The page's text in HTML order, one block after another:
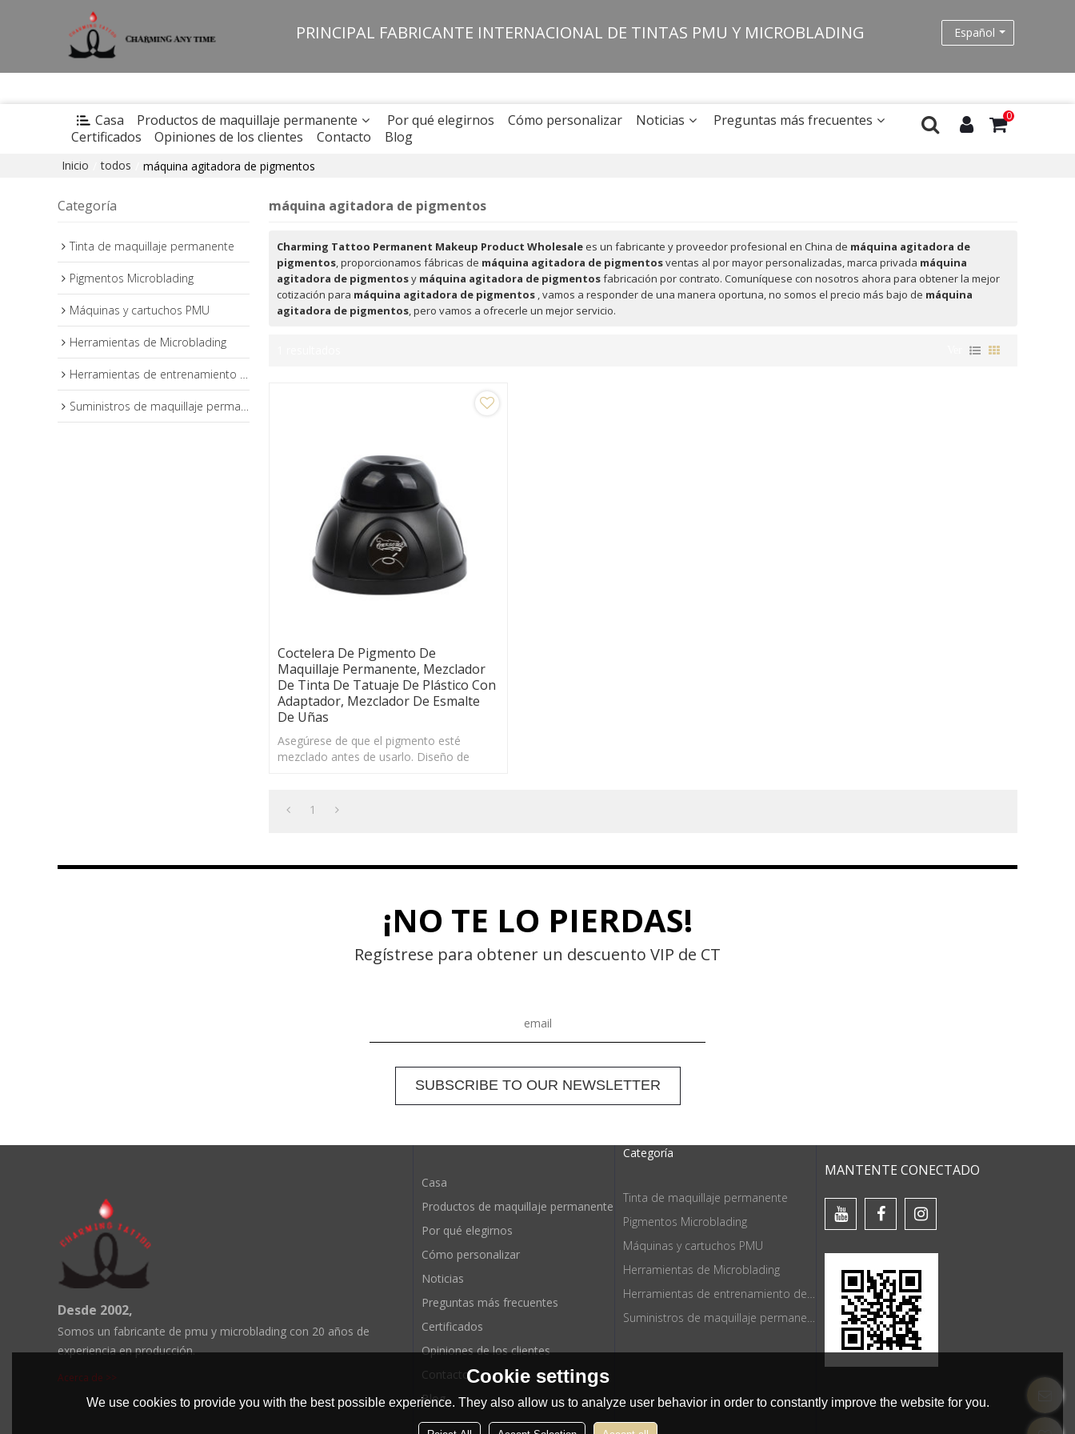
PRINCIPAL FABRICANTE INTERNACIONAL DE TINTAS PMU Y MICROBLADING Español
Casa Productos de maquillaje permanente Por qué elegirnos Cómo personalizar Noticias
Preguntas más frecuentes
Certificados
Opiniones de los clientes Contacto Blog
0
Inicio todos máquina agitadora de pigmentos
Categoría
Tinta de maquillaje permanente
Pigmentos Microblading
Máquinas y cartuchos PMU
Herramientas de Microblading
Herramientas de entrenamiento de maquillaje permanente
Suministros de maquillaje permanente
máquina agitadora de pigmentos
Charming Tattoo Permanent Makeup Product Wholesale es un fabricante y proveedor profesional en China de máquina agitadora de
pigmentos, proporcionamos fábricas de máquina agitadora de pigmentosventas al por mayor personalizadas, marca privada máquina
agitadora de pigmentosy máquina agitadora de pigmentosfabricación por contrato. Comuníquese con nosotros ahora para obtener la mejor
cotización para máquina agitadora de pigmentos , vamos a responder de una manera oportuna, no somos el precio más bajo de máquina
agitadora de pigmentos, pero vamos a ofrecerle un mejor servicio.
Coctelera De Pigmento De
Maquillaje Permanente, Mezclador
De Tinta De Tatuaje De Plástico Con
Adaptador, Mezclador De Esmalte
De Uñas
Asegúrese de que el pigmento esté
mezclado antes de usarlo. Diseño de
1
¡NO TE LO PIERDAS!
Regístrese para obtener un descuento VIP de CT
Desde 2002,
Somos un fabricante de pmu y microblading con 20 años de
experiencia en producción.
Acerca de >>
Casa
Productos de maquillaje permanente
Por qué elegirnos
Cómo personalizar
Noticias
Preguntas más frecuentes
Certificados
Opiniones de los clientes
Contacto
Blog
Categoría
Tinta de maquillaje permanente
Pigmentos Microblading
Máquinas y cartuchos PMU
Herramientas de Microblading
Herramientas de entrenamiento de maquillaje permanente
Suministros de maquillaje permanente
MANTENTE CONECTADO
Cookie settings
We use cookies to provide you with the best possible experience. They also allow us to analyze user behavior in order to constantly improve the website for you.